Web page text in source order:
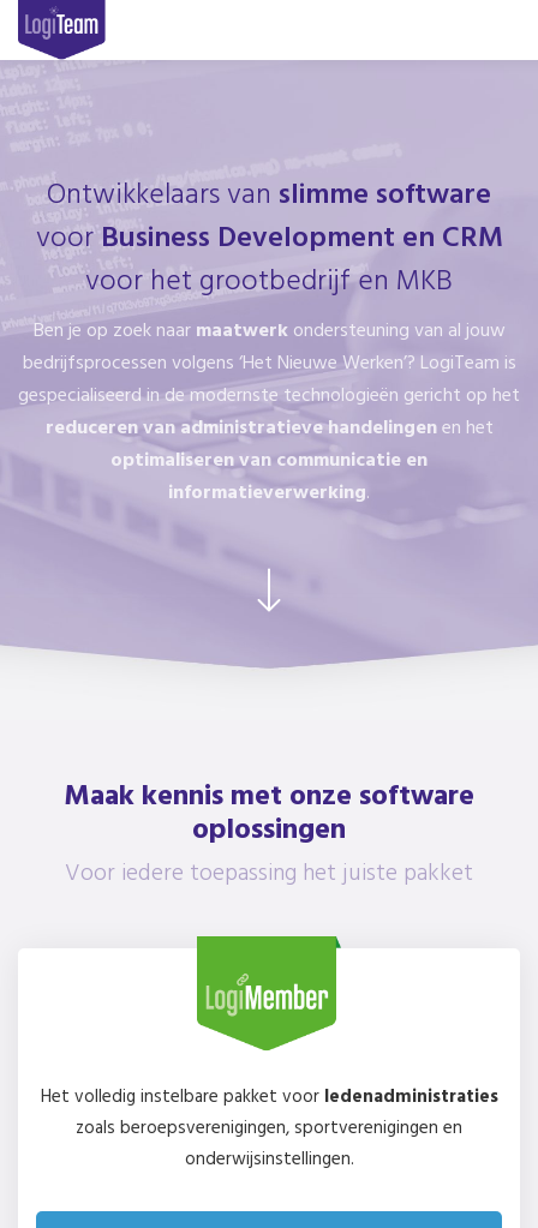
Ontwikkelaars van slimme software
voor Business Development en CRM
voor het grootbedrijf en MKB
Ben je op zoek naarmaatwerkondersteuning van al jouw
bedrijfsprocessen volgens ‘Het Nieuwe Werken’? LogiTeam is
gespecialiseerd in de modernste technologieën gericht op het
reduceren van administratieve handelingenen het
optimaliseren van communicatie en
informatieverwerking.
Maak kennis met onze software
oplossingen
Voor iedere toepassing het juiste pakket
Het volledig instelbare pakket voor ledenadministraties
zoals beroepsverenigingen, sportverenigingen en
onderwijsinstellingen.